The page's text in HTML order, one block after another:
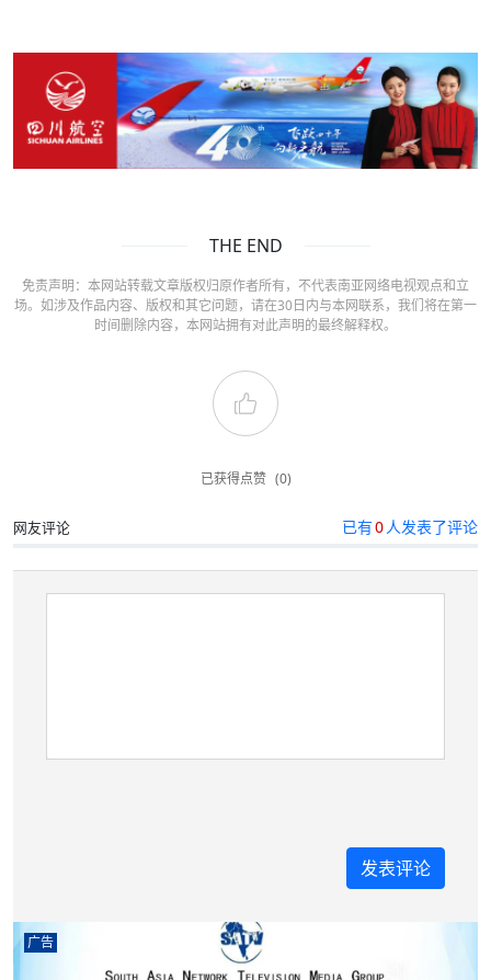
THE END
免责声明：本网站转载文章版权归原作者所有，不代表南亚网络电视观点和立
场。如涉及作品内容、版权和其它问题，请在30日内与本网联系，我们将在第一
时间删除内容，本网站拥有对此声明的最终解释权。
已获得点赞 (0)
网友评论 已有0人发表了评论
广告